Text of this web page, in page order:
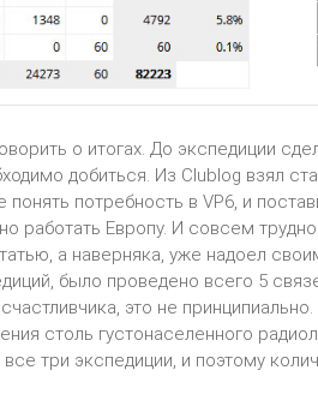
о итогах. До экспедиции
добиться. Из Clublog взял
потребность в VP6, и
работать Европу. И совсем
а наверняка, уже надоел
было проведено всего 5
это не
столь густонаселенного
все три экспедиции, и поэтому